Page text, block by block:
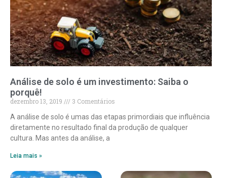
Análise de solo é um investimento: Saiba o
porquê!
dezembro 13, 2019
3 Comentários
A análise de solo é umas das etapas primordiais que influência
diretamente no resultado final da produção de qualquer
cultura. Mas antes da análise, a
Leia mais »